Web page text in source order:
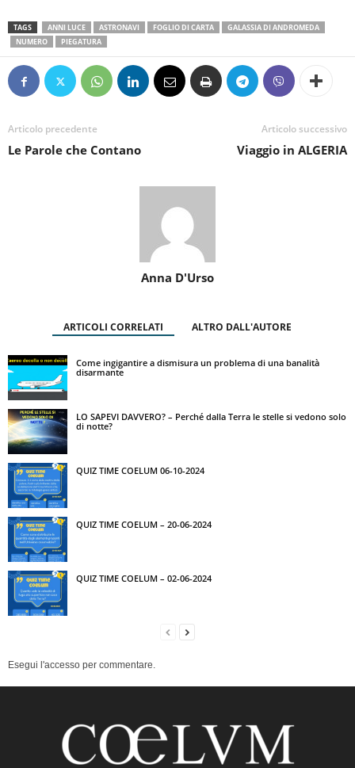
TAGS ANNI LUCE ASTRONAVI FOGLIO DI CARTA
GALASSIA DI ANDROMEDA
NUMERO
PIEGATURA
Articolo precedente
Le Parole che Contano
Articolo successivo
Viaggio in ALGERIA
Anna D'Urso
ARTICOLI CORRELATI ALTRO DALL'AUTORE
Come ingigantire a dismisura un problema di una banalità
disarmante
LO SAPEVI DAVVERO? – Perché dalla Terra le stelle si vedono solo
di notte?
QUIZ TIME COELUM 06-10-2024
QUIZ TIME COELUM – 20-06-2024
QUIZ TIME COELUM – 02-06-2024
Esegui l'accesso per commentare.